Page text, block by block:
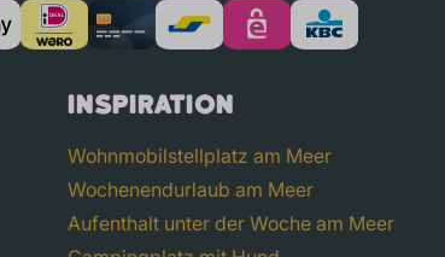
Inspiration
Wohnmobilstellplatz am Meer
Wochenendurlaub am Meer
Aufenthalt unter der Woche am Meer